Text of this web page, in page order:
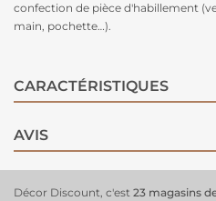
confection de pièce d'habillement
main, pochette…).
CARACTÉRISTIQUES
AVIS
Décor Discount, c'est 23 magasins